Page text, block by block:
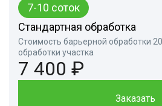
7-10 соток
Стандартная обработка
Стоимость барьерной обработки
обработки участка
7 400 ₽
Заказать